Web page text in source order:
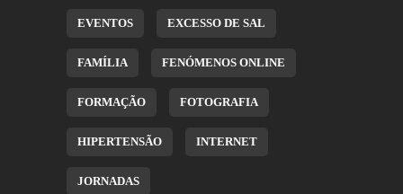
EVENTOS EXCESSO DE SAL
FAMÍLIA FENÓMENOS ONLINE
FORMAÇÃO FOTOGRAFIA
HIPERTENSÃO INTERNET
JORNADAS